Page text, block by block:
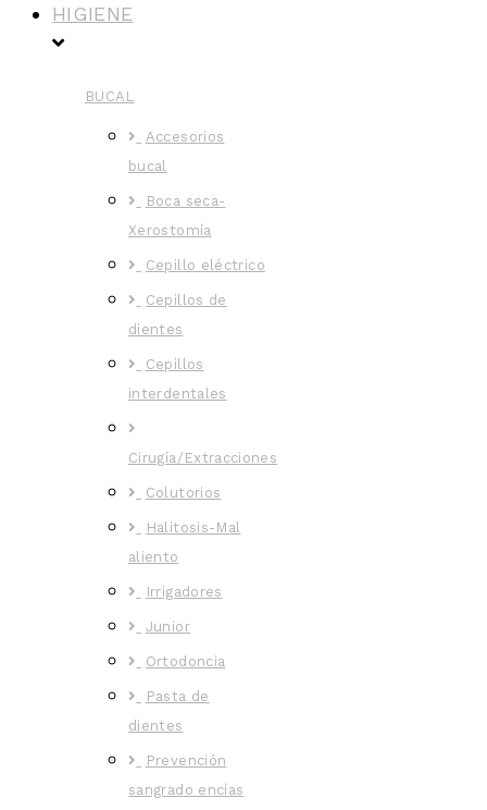
HIGIENE
BUCAL
Accesorios
bucal
Boca seca-
Xerostomía
Cepillo eléctrico
Cepillos de
dientes
Cepillos
interdentales
Cirugía/Extracciones
Colutorios
Halitosis-Mal
aliento
Irrigadores
Junior
Ortodoncia
Pasta de
dientes
Prevención
sangrado encías